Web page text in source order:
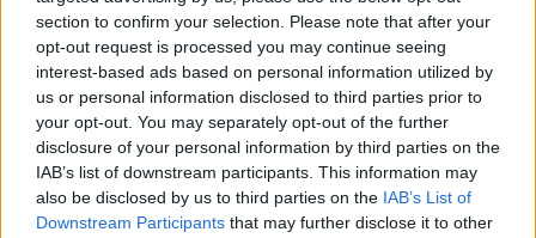
section to confirm your selection. Please note that after your
opt-out request is processed you may continue seeing
interest-based ads based on personal information utilized by
us or personal information disclosed to third parties prior to
your opt-out. You may separately opt-out of the further
disclosure of your personal information by third parties on the
IAB’s list of downstream participants. This information may
also be disclosed by us to third parties on the IAB’s List of
Downstream Participants that may further disclose it to other
panašovanými listami,
ktoré dodajú vášmu
záhonu celosezónny
šmrnc
sucho a teplo? Tieto
vysaďte na miesta, na
ktoré slnko svieti celý
deň